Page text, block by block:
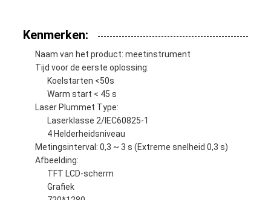
Kenmerken:
Naam van het product: meetinstrument
Tijd voor de eerste oplossing:
Koelstarten <50s
Warm start < 45 s
Laser Plummet Type:
Laserklasse 2/IEC60825-1
4 Helderheidsniveau
Metingsinterval: 0,3 ~ 3 s (Extreme snelheid 0,3 s)
Afbeelding:
TFT LCD-scherm
Grafiek